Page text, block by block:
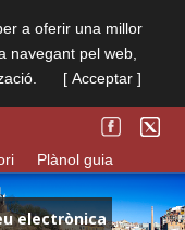
a oferir una millor
navegant pel web,
[ Acceptar ]
Plànol guia
electrònica